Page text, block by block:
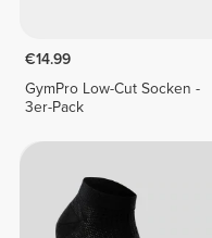
€14.99
GymPro Low-Cut Socken -
3er-Pack